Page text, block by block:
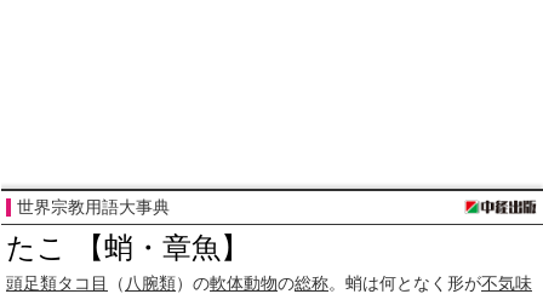
世界宗教用語大事典
たこ 【蛸・章魚】
頭足類タコ目 （ 八腕類）の軟体動物の総称。蛸は何となく形が不気味